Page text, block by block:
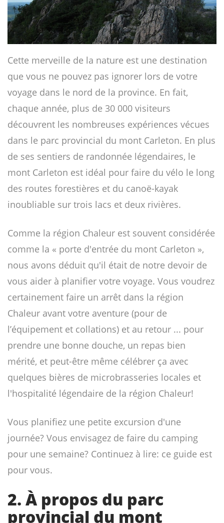
Cette merveille de la nature est une destination
que vous ne pouvez pas ignorer lors de votre
voyage dans le nord de la province. En fait,
chaque année, plus de 30 000 visiteurs
découvrent les nombreuses expériences vécues
dans le parc provincial du mont Carleton. En plus
de ses sentiers de randonnée légendaires, le
mont Carleton est idéal pour faire du vélo le long
des routes forestières et du canoë-kayak
inoubliable sur trois lacs et deux rivières.
Comme la région Chaleur est souvent considérée
comme la « porte d'entrée du mont Carleton »,
nous avons déduit qu'il était de notre devoir de
vous aider à planifier votre voyage. Vous voudrez
certainement faire un arrêt dans la région
Chaleur avant votre aventure (pour de
l’équipement et collations) et au retour ... pour
prendre une bonne douche, un repas bien
mérité, et peut-être même célébrer ça avec
quelques bières de microbrasseries locales et
l'hospitalité légendaire de la région Chaleur!
Vous planifiez une petite excursion d'une
journée? Vous envisagez de faire du camping
pour une semaine? Continuez à lire: ce guide est
pour vous.
2. À propos du parc
provincial du mont